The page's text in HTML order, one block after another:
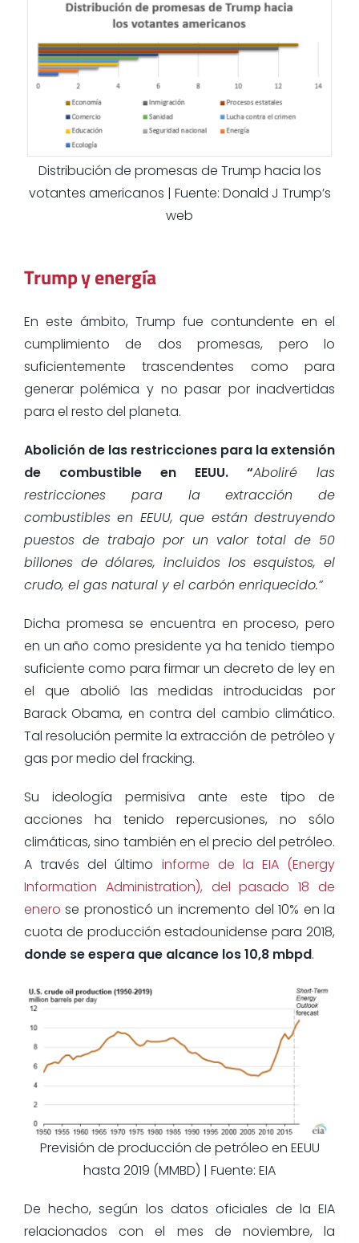
Distribución de promesas de Trump hacia los
votantes americanos | Fuente: Donald J Trump’s
web
Trump y energía
En este ámbito, Trump fue contundente en el
cumplimiento de dos promesas, pero lo
suficientemente trascendentes como para
generar polémica y no pasar por inadvertidas
para el resto del planeta.
Abolición de las restricciones para la extensión
de combustible en EEUU. “Aboliré las
restricciones para la extracción de
combustibles en EEUU, que están destruyendo
puestos de trabajo por un valor total de 50
billones de dólares, incluidos los esquistos, el
crudo, el gas natural y el carbón enriquecido.”
Dicha promesa se encuentra en proceso, pero
en un año como presidente ya ha tenido tiempo
suficiente como para firmar un decreto de ley en
el que abolió las medidas introducidas por
Barack Obama, en contra del cambio climático.
Tal resolución permite la extracción de petróleo y
gas por medio del fracking.
Su ideología permisiva ante este tipo de
acciones ha tenido repercusiones, no sólo
climáticas, sino también en el precio del petróleo.
A través del último informe de la EIA (Energy
Information Administration), del pasado 18 de
enero se pronosticó un incremento del 10% en la
cuota de producción estadounidense para 2018,
donde se espera que alcance los 10,8 mbpd.
Previsión de producción de petróleo en EEUU
hasta 2019 (MMBD) | Fuente: EIA
De hecho, según los datos oficiales de la EIA
relacionados con el mes de noviembre, la